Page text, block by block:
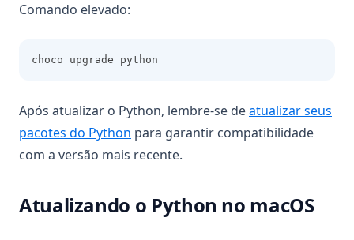
Comando elevado:
choco upgrade python
Após atualizar o Python, lembre-se deatualizar seus
pacotes do Python para garantir compatibilidade
com a versão mais recente.
Atualizando o Python no macOS